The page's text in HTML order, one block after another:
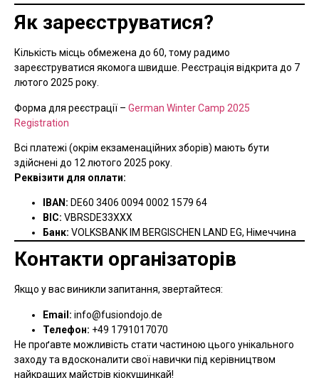
Як зареєструватися?
Кількість місць обмежена до 60, тому радимо
зареєструватися якомога швидше. Реєстрація відкрита до 7
лютого 2025 року.
Форма для реєстрації – German Winter Camp 2025
Registration
Всі платежі (окрім екзаменаційних зборів) мають бути
здійснені до 12 лютого 2025 року.
Реквізити для оплати:
IBAN: DE60 3406 0094 0002 1579 64
BIC: VBRSDE33XXX
Банк: VOLKSBANK IM BERGISCHEN LAND EG, Німеччина
Контакти організаторів
Якщо у вас виникли запитання, звертайтеся:
Email: info@fusiondojo.de
Телефон: +49 1791017070
Не проґавте можливість стати частиною цього унікального
заходу та вдосконалити свої навички під керівництвом
найкращих майстрів кіокушинкай!